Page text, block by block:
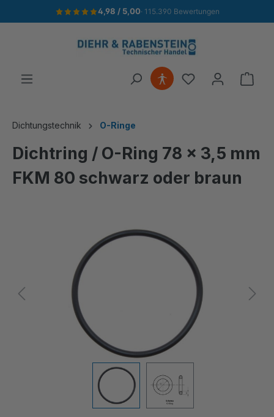
springen 4,98 / 5,00· 115.390 Bewertungen
Dichtungstechnik O-Ringe
Dichtring / O-Ring 78 x 3,5 mm
FKM 80 schwarz oder braun
Bildergalerie überspringen